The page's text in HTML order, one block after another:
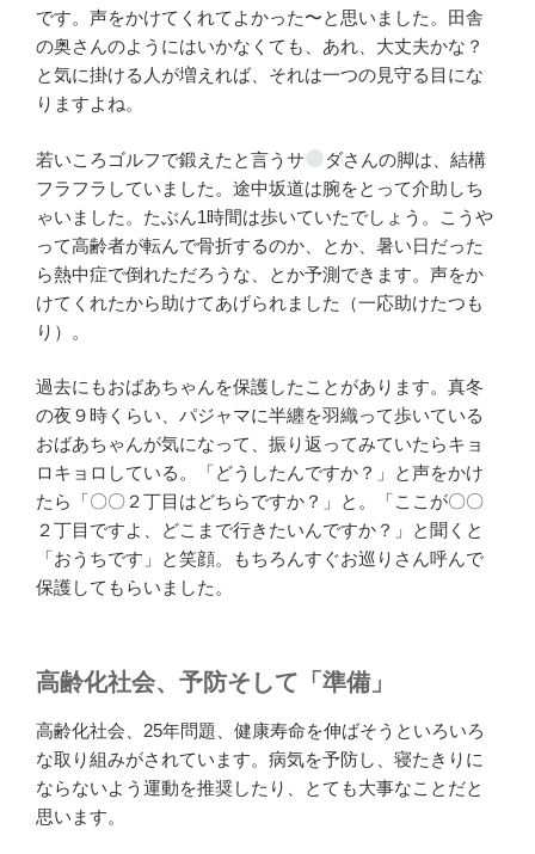
です。声をかけてくれてよかった〜と思いました。田舎
の奥さんのようにはいかなくても、あれ、大丈夫かな？
と気に掛ける人が増えれば、それは一つの見守る目にな
りますよね。
若いころゴルフで鍛えたと言うサ
ダさんの脚は、結構
フラフラしていました。途中坂道は腕をとって介助しち
ゃいました。たぶん1時間は歩いていたでしょう。こうや
って高齢者が転んで骨折するのか、とか、暑い日だった
ら熱中症で倒れただろうな、とか予測できます。声をか
けてくれたから助けてあげられました（一応助けたつも
り）。
過去にもおばあちゃんを保護したことがあります。真冬
の夜９時くらい、パジャマに半纏を羽織って歩いている
おばあちゃんが気になって、振り返ってみていたらキョ
ロキョロしている。「どうしたんですか？」と声をかけ
たら「〇〇２丁目はどちらですか？」と。「ここが〇〇
２丁目ですよ、どこまで行きたいんですか？」と聞くと
「おうちです」と笑顔。もちろんすぐお巡りさん呼んで
保護してもらいました。
高齢化社会、予防そして「準備」
高齢化社会、25年問題、健康寿命を伸ばそうといろいろ
な取り組みがされています。病気を予防し、寝たきりに
ならないよう運動を推奨したり、とても大事なことだと
思います。